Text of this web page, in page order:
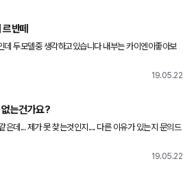
반떼
두모델중 생각하고있습니다 내부는 카이엔이좋아보
요 ㅜㅠ 결정장애 .. 여러분의선택이 궁금하네요
19.05.22
는건가요?
은데... 제가 못 찾는것인지.... 다른 이유가 있는지 문의드
19.05.22